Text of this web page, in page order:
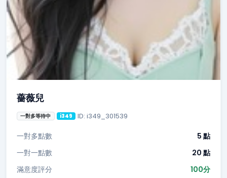
薔薇兒
一對多等待中 i349 ID: i349_301539
一對多點數
5 點
一對一點數
20 點
滿意度評分
100分